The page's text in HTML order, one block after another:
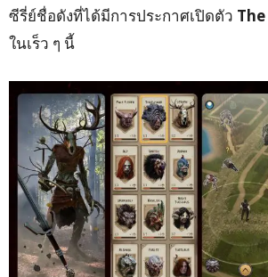
ซีรี่ย์ชื่อดังที่ได้มีการประกาศเปิดตัว
ในเร็ว ๆ นี้